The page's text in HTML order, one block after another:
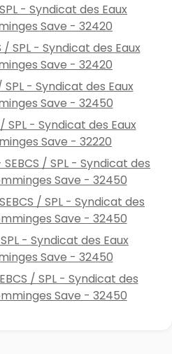
- Syndicat des Eaux
Save - 32420
SPL - Syndicat des Eaux
Save - 32420
- Syndicat des Eaux
Save - 32450
SPL - Syndicat des Eaux
Save - 32220
/ SPL - Syndicat des
Save - 32450
/ SPL - Syndicat des
Save - 32450
- Syndicat des Eaux
Save - 32450
/ SPL - Syndicat des
Save - 32450